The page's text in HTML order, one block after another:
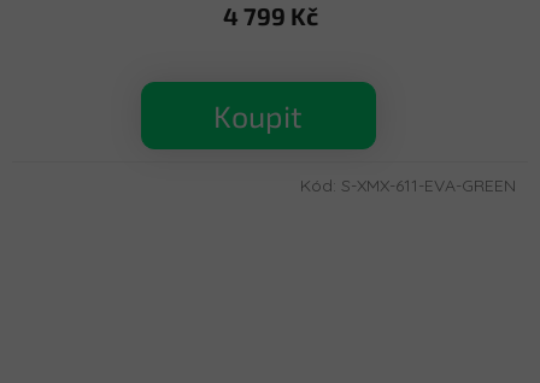
4 799 Kč
Koupit
Kód: S-XMX-611-EVA-GREEN